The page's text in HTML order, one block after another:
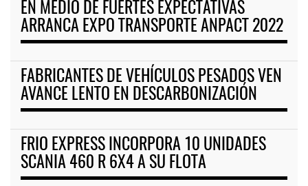
EN MEDIO DE FUERTES EXPECTATIVAS
ARRANCA EXPO TRANSPORTE ANPACT 2022
FABRICANTES DE VEHÍCULOS PESADOS VEN
AVANCE LENTO EN DESCARBONIZACIÓN
FRIO EXPRESS INCORPORA 10 UNIDADES
SCANIA 460 R 6X4 A SU FLOTA